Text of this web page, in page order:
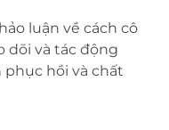
in new tab)
luận về cách cô
dõi và tác động
hồi và chất